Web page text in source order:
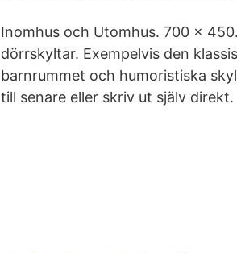
Inomhus och Utomhus. 700 x
dörrskyltar. Exempelvis den
barnrummet och humoristiska
till senare eller skriv ut själv direkt.